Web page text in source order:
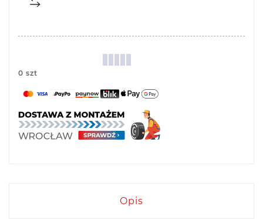
0 szt
Opis